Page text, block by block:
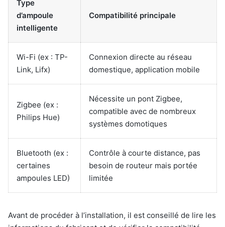
Type
d’ampoule
intelligente
Compatibilité principale
Wi-Fi (ex : TP-
Link, Lifx)
Connexion directe au réseau
domestique, application mobile
Zigbee (ex :
Philips Hue)
Nécessite un pont Zigbee,
compatible avec de nombreux
systèmes domotiques
Bluetooth (ex :
certaines
ampoules LED)
Contrôle à courte distance, pas
besoin de routeur mais portée
limitée
Avant de procéder à l’installation, il est conseillé de lire les